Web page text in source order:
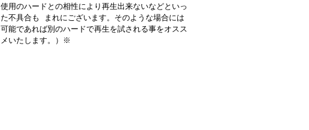
使用のハードとの相性により再生出来ないなどといっ
た不具合も まれにございます。そのような場合には
可能であれば別のハードで再生を試される事をオスス
メいたします。）※